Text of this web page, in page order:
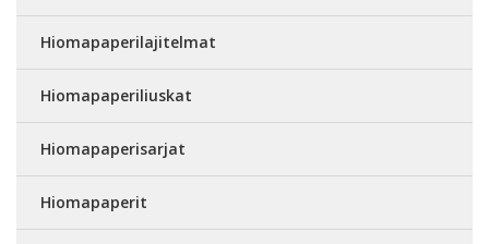
Hiomapaperilajitelmat
Hiomapaperiliuskat
Hiomapaperisarjat
Hiomapaperit